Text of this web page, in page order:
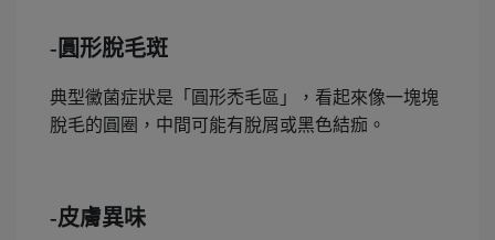
-圓形脫毛斑
典型黴菌症狀是「圓形禿毛區」，看起來像一塊塊
脫毛的圓圈，中間可能有脫屑或黑色結痂。
-皮膚異味